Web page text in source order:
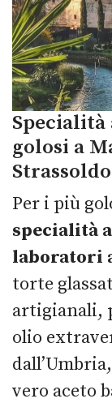
golosi a
Strassoldo
Per i più
specialità
laboratori
torte
artigianali,
olio
vero aceto